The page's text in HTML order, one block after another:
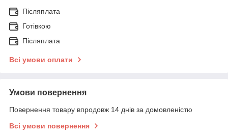
Післяплата
Готівкою
Післяплата
Всі умови оплати
Умови повернення
Повернення товару впродовж 14 днів за домовленістю
Всі умови повернення